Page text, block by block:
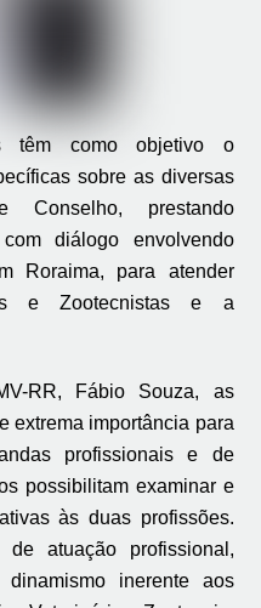
têm como objetivo o
sobre as diversas
prestando
diálogo envolvendo
Roraima, para atender
e Zootecnistas e a
RR, Fábio Souza, as
extrema importância para
profissionais e de
possibilitam examinar e
às duas profissões.
atuação profissional,
dinamismo inerente aos